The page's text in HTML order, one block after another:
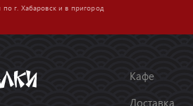
по г. Хабаровск и в пригород
Кафе
Доставка